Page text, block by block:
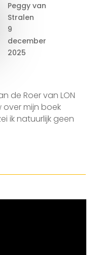
Peggy van
Stralen
9
december
2025
de Roer van LON
mijn boek
ik natuurlijk geen